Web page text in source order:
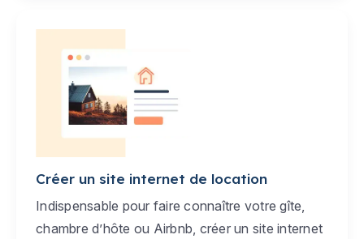
Créer un site internet de location
Indispensable pour faire connaître votre gîte,
chambre d’hôte ou Airbnb, créer un site internet